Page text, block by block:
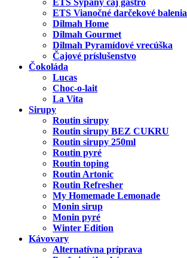
ETS Sypaný čaj gastro
ETS Vianočné darčekové balenia
Dilmah Home
Dilmah Gourmet
Dilmah Pyramídové vrecúška
Čajové príslušenstvo
Čokoláda
Lucas
Choc-o-lait
La Vita
Sirupy
Routin sirupy
Routin sirupy BEZ CUKRU
Routin sirupy 250ml
Routin pyré
Routin toping
Routin Artonic
Routin Refresher
My Homemade Lemonade
Monin sirup
Monin pyré
Winter Edition
Kávovary
Alternatívna príprava